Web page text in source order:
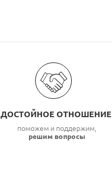
ДОСТОЙНОЕ ОТНОШЕНИЕ
поможем и поддержим,
решим вопросы